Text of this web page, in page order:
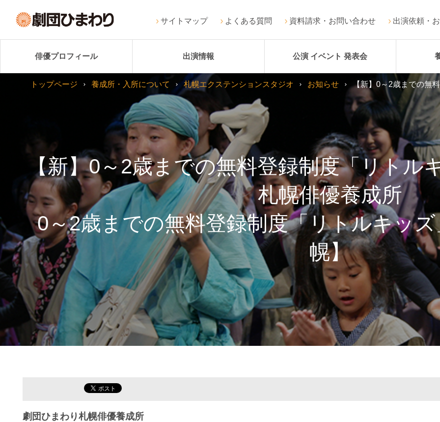
サイトマップ よくある質問 資料請求・お問い合わせ 出演依頼・
俳優プロフィール 出演情報 公演 イベント 発表会
【新】0～2歳までの無料登録制度「リトル
札幌俳優養成所
0～2歳までの無料登録制度「リトルキッ
幌】
トップページ 養成所・入所について 札幌エクステンションスタジオ お知らせ 【新】0～2歳までの無
劇団ひまわり札幌俳優養成所